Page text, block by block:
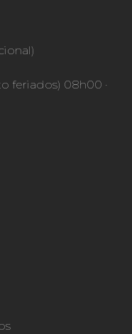
feriados) 08h00 ·